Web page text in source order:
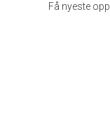
Få nyeste